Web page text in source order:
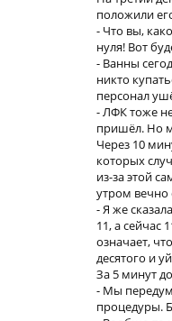
положили
- Что вы,
нуля! Вот
- Ванны
никто
персонал
- ЛФК тоже
пришёл. Но
Через 10
которых
из-за этой
утром вечно
- Я же
11, а сейчас
означает,
десятого и
За 5 минут
- Мы
процедуры.